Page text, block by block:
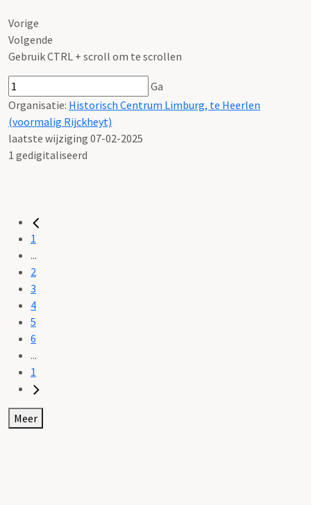
Vorige
Volgende
Gebruik CTRL + scroll om te scrollen
Ga
Organisatie: Historisch Centrum Limburg, te Heerlen
(voormalig Rijckheyt)
laatste wijziging 07-02-2025
1 gedigitaliseerd
1
...
2
3
4
5
6
...
1
Meer